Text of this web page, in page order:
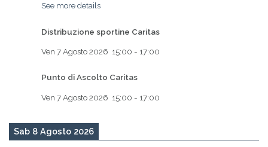
See more details
Distribuzione sportine Caritas
Ven 7 Agosto 2026 15:00 - 17:00
Punto di Ascolto Caritas
Ven 7 Agosto 2026 15:00 - 17:00
Sab 8 Agosto 2026